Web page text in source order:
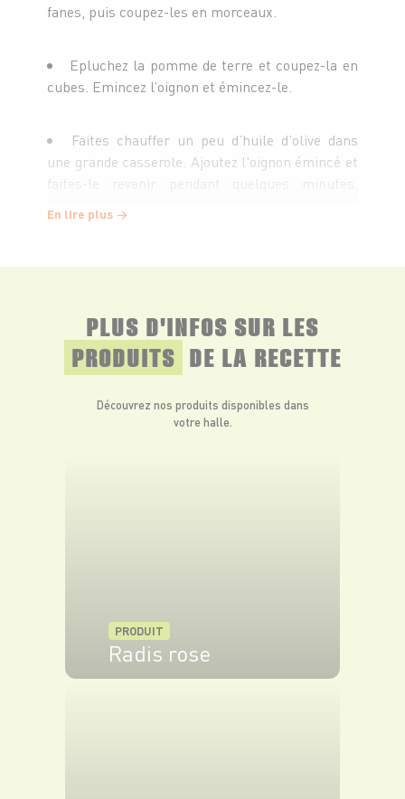
fanes, puis coupez-les en morceaux.
Epluchez la pomme de terre et coupez-la en
cubes. Emincez l’oignon et émincez-le.
Faites chauffer un peu d’huile d’olive dans
une grande casserole. Ajoutez l'oignon émincé et
faites-le revenir pendant quelques minutes.
terre. Mélangez bien, puis couvrez de bouillon
doux pendant une vingtaine de minutes.
Ajoutez le chèvre frais et passez le tout au
mixeur plongeant jusqu’à obtenir une
préparation bien lisse. Assaisonnez de sel et de
En lire plus
PLUS D'INFOS SUR LES
PRODUITS DE LA RECETTE
Découvrez nos produits disponibles dans
votre halle.
PRODUIT
Radis rose